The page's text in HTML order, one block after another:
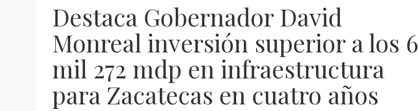
GASTRONOMÍA INTERNACIONAL ENRIQUECE INTERCAMBIO CULTURAL DEL 29 FZFI 2026
Destaca Gobernador David
Monreal inversión superior a los 6
mil 272 mdp en infraestructura
para Zacatecas en cuatro años